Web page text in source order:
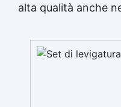
alta qualità anche